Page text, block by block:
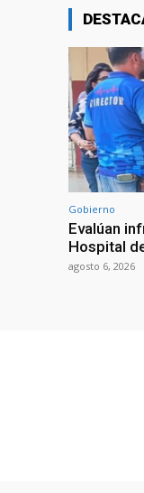
Gobierno
Evalúan
Hospital
agosto 6, 2026